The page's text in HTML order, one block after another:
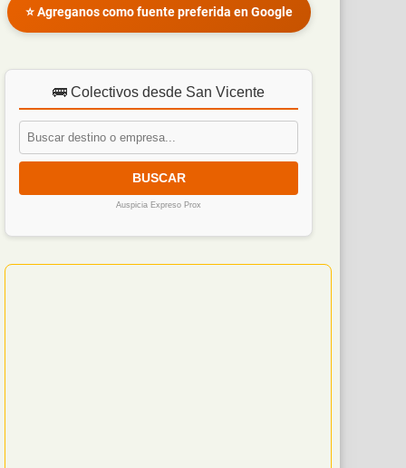
⭐ Agreganos como fuente preferida en Google
🚌 Colectivos desde San Vicente
BUSCAR
Auspicia Expreso Prox